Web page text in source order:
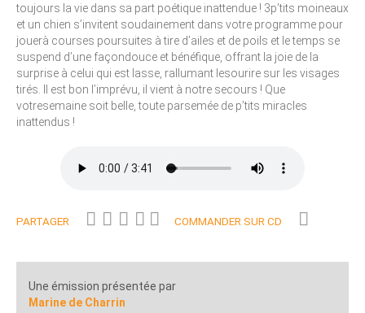
toujours la vie dans sa part poétique inattendue ! 3p’tits moineaux
et un chien s’invitent soudainement dans votre programme pour
jouerà courses poursuites à tire d’ailes et de poils et le temps se
suspend d’une façondouce et bénéfique, offrant la joie de la
surprise à celui qui est lasse, rallumant lesourire sur les visages
tirés. Il est bon l’imprévu, il vient à notre secours ! Que
votresemaine soit belle, toute parsemée de p’tits miracles
inattendus !
PARTAGER COMMANDER SUR CD
Une émission présentée par
Marine de Charrin